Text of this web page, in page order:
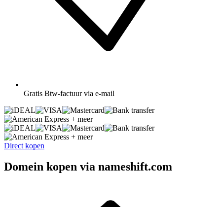
Gratis Btw-factuur via e-mail
+ meer
+ meer
Direct kopen
Domein kopen via nameshift.com